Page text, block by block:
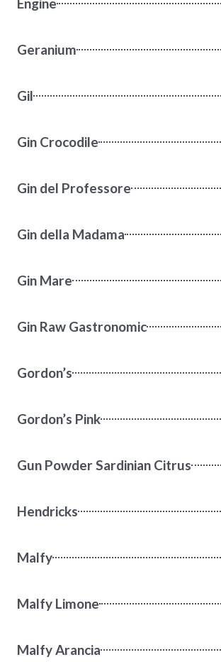
Engine
Geranium
Gil
Gin Crocodile
Gin del Professore
Gin della Madama
Gin Mare
Gin Raw Gastronomic
Gordon’s
Gordon’s Pink
Gun Powder Sardinian Citrus
Hendricks
Malfy
Malfy Limone
Malfy Arancia